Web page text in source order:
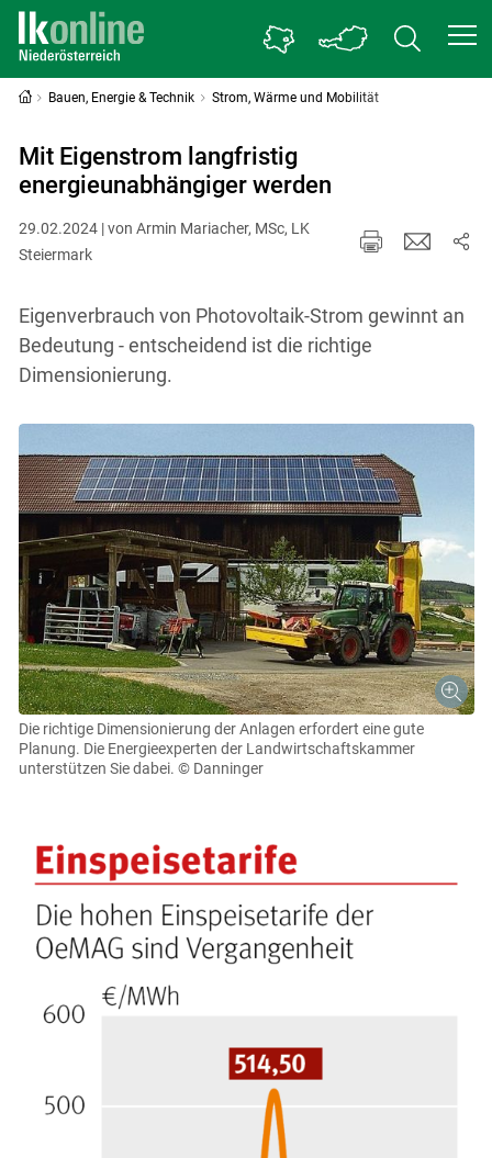
Bauen, Energie & Technik Strom, Wärme und Mobilität
Mit Eigenstrom langfristig
energieunabhängiger werden
29.02.2024 | von Armin Mariacher, MSc, LK
Steiermark
Eigenverbrauch von Photovoltaik-Strom gewinnt an
Bedeutung - entscheidend ist die richtige
Dimensionierung.
Die richtige Dimensionierung der Anlagen erfordert eine gute
Planung. Die Energieexperten der Landwirtschaftskammer
unterstützen Sie dabei. © Danninger